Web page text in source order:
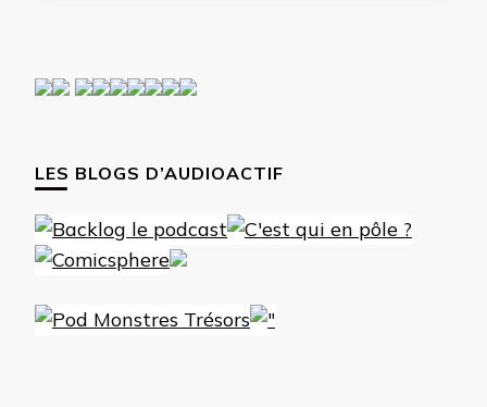
LES BLOGS D’AUDIOACTIF